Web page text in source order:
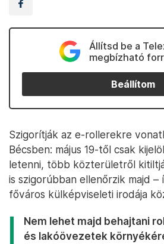
Állítsd be a
megbízható
Beállítom
Szigorítják az e-rollerekre
Bécsben: május 19-től csak
letenni, több közterületről
is szigorúbban ellenőrzik majd –
főváros külképviseleti irodája
Nem lehet majd behajtani
és lakóövezetek